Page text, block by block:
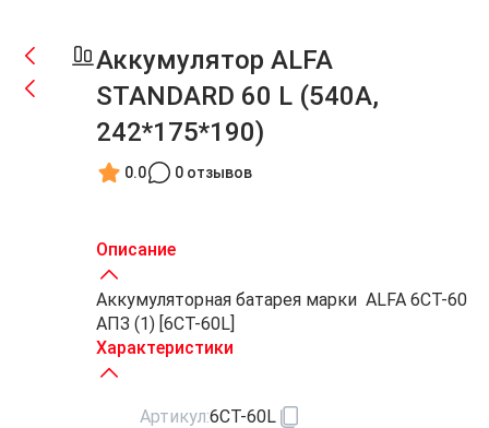
Аккумулятор ALFA
STANDARD 60 L (540A,
242*175*190)
0.0 0 отзывов
Описание
Аккумуляторная батарея марки ALFA 6СТ-60
АПЗ (1) [6CT-60L]
Характеристики
Артикул:6CT-60L